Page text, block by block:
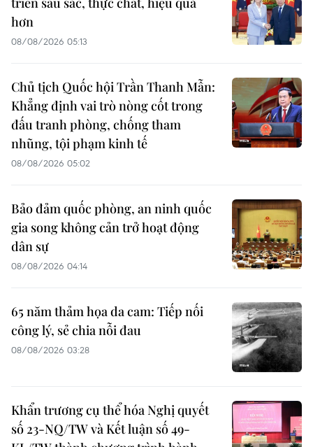
hơn
08/08/2026 05:13
Chủ tịch Quốc hội Trần Thanh Mẫn:
Khẳng định vai trò nòng cốt trong
đấu tranh phòng, chống tham
nhũng, tội phạm kinh tế
08/08/2026 05:02
Bảo đảm quốc phòng, an ninh quốc
gia song không cản trở hoạt động
dân sự
08/08/2026 04:14
65 năm thảm họa da cam: Tiếp nối
công lý, sẻ chia nỗi đau
08/08/2026 03:28
Khẩn trương cụ thể hóa Nghị quyết
số 23-NQ/TW và Kết luận số 49-